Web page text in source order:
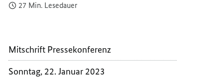
27 Min. Lesedauer
Mitschrift Pressekonferenz
Sonntag, 22. Januar 2023